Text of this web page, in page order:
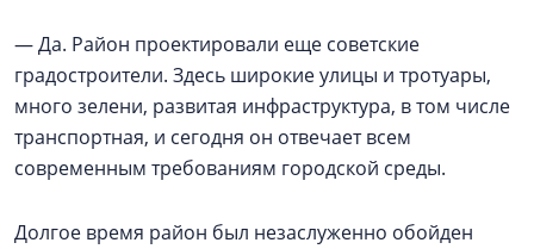
— Да. Район проектировали еще советские
градостроители. Здесь широкие улицы и тротуары,
много зелени, развитая инфраструктура, в том числе
транспортная, и сегодня он отвечает всем
современным требованиям городской среды.
Долгое время район был незаслуженно обойден